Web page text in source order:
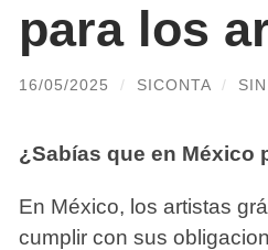
para los
16/05/2025 / SICONTA /
¿Sabías que en México
En México, los artistas
cumplir con sus